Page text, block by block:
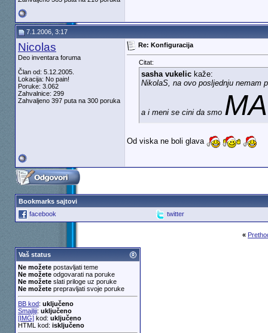
7.1.2006, 3:17
Nicolas
Deo inventara foruma
Član od: 5.12.2005.
Lokacija: No pain!
Poruke: 3.062
Zahvalnice: 299
Zahvaljeno 397 puta na 300 poruka
Re: Konfiguracija
Citat:
sasha vukelickaže:
NikolaS, na ovo posljednju nemam
a i meni se cini da smo
Od viska ne boli glava
Bookmarks sajtovi
facebook
twitter
«
Vaš status
Ne možetepostavljati teme
Ne možeteodgovarati na poruke
Ne možeteslati priloge uz poruke
Ne možeteprepravljati svoje poruke
BB kod: uključeno
Smajliji: uključeno
[IMG]kod: uključeno
HTML kod: isključeno